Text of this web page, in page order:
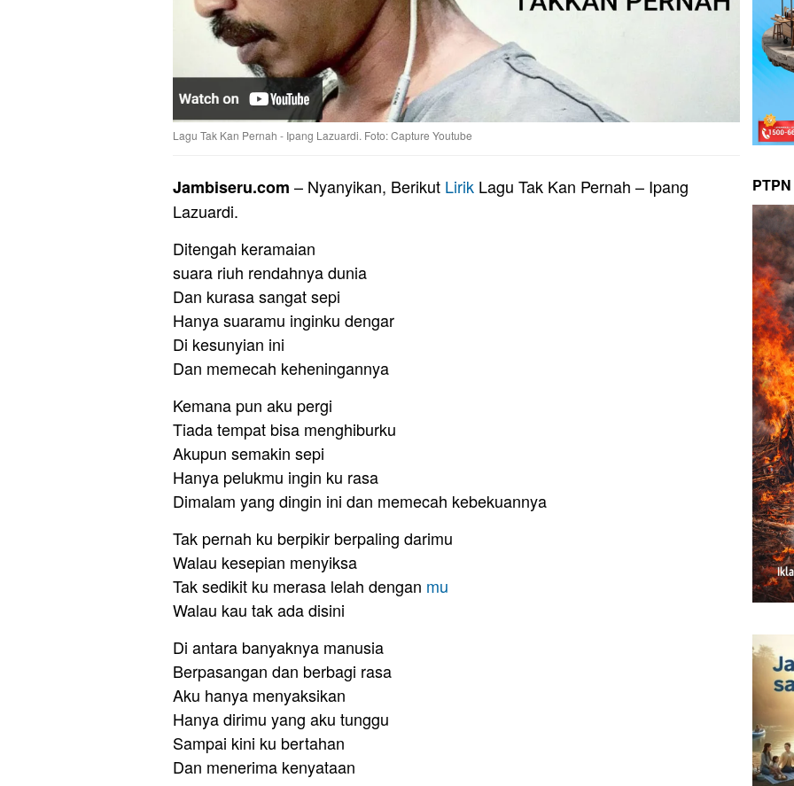
Lagu Tak Kan Pernah - Ipang Lazuardi. Foto: Capture Youtube
Jambiseru.com – Nyanyikan, Berikut Lirik Lagu Tak Kan Pernah – Ipang
Lazuardi.
Ditengah keramaian
suara riuh rendahnya dunia
Dan kurasa sangat sepi
Hanya suaramu inginku dengar
Di kesunyian ini
Dan memecah keheningannya
Kemana pun aku pergi
Tiada tempat bisa menghiburku
Akupun semakin sepi
Hanya pelukmu ingin ku rasa
Dimalam yang dingin ini dan memecah kebekuannya
Tak pernah ku berpikir berpaling darimu
Walau kesepian menyiksa
Tak sedikit ku merasa lelah dengan mu
Walau kau tak ada disini
Di antara banyaknya manusia
Berpasangan dan berbagi rasa
Aku hanya menyaksikan
Hanya dirimu yang aku tunggu
Sampai kini ku bertahan
Dan menerima kenyataan